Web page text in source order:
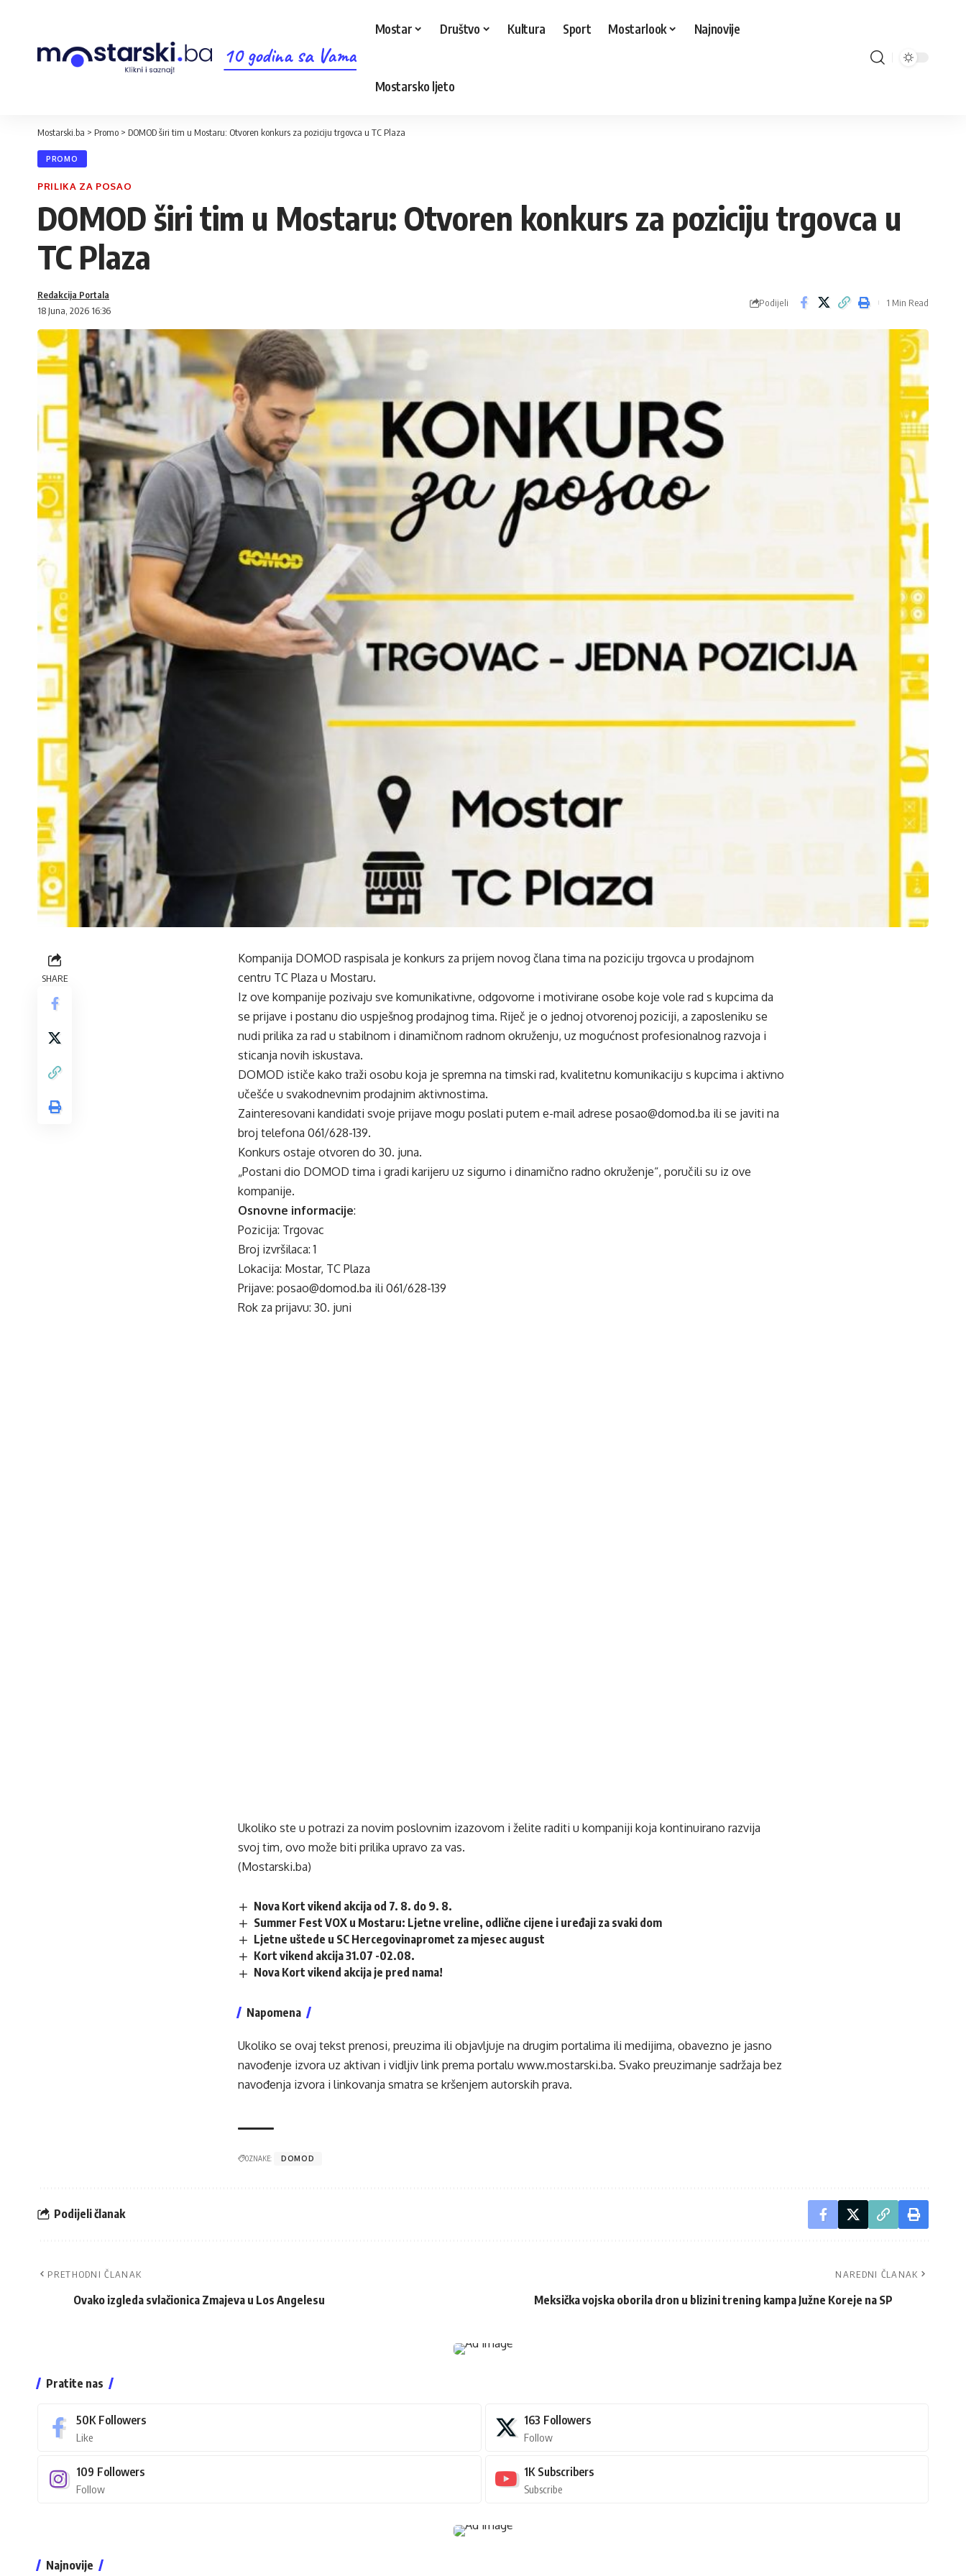
10 godina sa Vama
Mostar Društvo Kultura Sport Mostarlook Najnovije
Mostarsko ljeto
Mostarski.ba > Promo > DOMOD širi tim u Mostaru: Otvoren konkurs za poziciju trgovca u TC Plaza
PROMO
PRILIKA ZA POSAO
DOMOD širi tim u Mostaru: Otvoren konkurs za poziciju trgovca u
TC Plaza
18 Juna, 2026 16:36
Redakcija Portala
Podijeli 1 Min Read
SHARE
Kompanija DOMOD raspisala je konkurs za prijem novog člana tima na poziciju trgovca u prodajnom
centru TC Plaza u Mostaru.
Iz ove kompanije pozivaju sve komunikativne, odgovorne i motivirane osobe koje vole rad s kupcima da
se prijave i postanu dio uspješnog prodajnog tima. Riječ je o jednoj otvorenoj poziciji, a zaposleniku se
nudi prilika za rad u stabilnom i dinamičnom radnom okruženju, uz mogućnost profesionalnog razvoja i
sticanja novih iskustava.
DOMOD ističe kako traži osobu koja je spremna na timski rad, kvalitetnu komunikaciju s kupcima i aktivno
učešće u svakodnevnim prodajnim aktivnostima.
Zainteresovani kandidati svoje prijave mogu poslati putem e-mail adrese posao@domod.ba ili se javiti na
broj telefona 061/628-139.
Konkurs ostaje otvoren do 30. juna.
„Postani dio DOMOD tima i gradi karijeru uz sigurno i dinamično radno okruženje“, poručili su iz ove
kompanije.
Osnovne informacije:
Pozicija: Trgovac
Broj izvršilaca: 1
Lokacija: Mostar, TC Plaza
Prijave: posao@domod.ba ili 061/628-139
Rok za prijavu: 30. juni
Ukoliko ste u potrazi za novim poslovnim izazovom i želite raditi u kompaniji koja kontinuirano razvija
svoj tim, ovo može biti prilika upravo za vas.
(Mostarski.ba)
Nova Kort vikend akcija od 7. 8. do 9. 8.
Summer Fest VOX u Mostaru: Ljetne vreline, odlične cijene i uređaji za svaki dom
Ljetne uštede u SC Hercegovinapromet za mjesec august
Kort vikend akcija 31.07 -02.08.
Nova Kort vikend akcija je pred nama!
Napomena
Ukoliko se ovaj tekst prenosi, preuzima ili objavljuje na drugim portalima ili medijima, obavezno je jasno
navođenje izvora uz aktivan i vidljiv link prema portalu www.mostarski.ba. Svako preuzimanje sadržaja bez
navođenja izvora i linkovanja smatra se kršenjem autorskih prava.
OZNAKE: DOMOD
Podijeli članak
PRETHODNI ČLANAK
Ovako izgleda svlačionica Zmajeva u Los Angelesu
NAREDNI ČLANAK
Meksička vojska oborila dron u blizini trening kampa Južne Koreje na SP
Pratite nas
50K Followers
Like
163 Followers
Follow
109 Followers
Follow
1K Subscribers
Subscribe
Najnovije